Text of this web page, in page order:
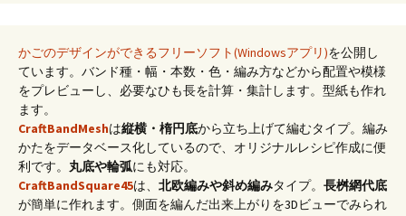
かごのデザインができるフリーソフト(Windowsアプリ)を公開し
ています。バンド種・幅・本数・色・編み方などから配置や模様
をプレビューし、必要なひも長を計算・集計します。型紙も作れ
ます。
CraftBandMeshは縦横・楕円底から立ち上げて編むタイプ。編み
かたをデータベース化しているので、オリジナルレシピ作成に便
利です。 丸底や輪弧にも対応。
CraftBandSquare45は、 北欧編みや斜め編みタイプ。 長桝網代底
が簡単に作れます。側面を編んだ出来上がりを3Dビューでみられ